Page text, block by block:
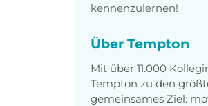
kennenzulernen!
Über Tempton
Mit über 11.000
Tempton zu den
gemeinsames Ziel: